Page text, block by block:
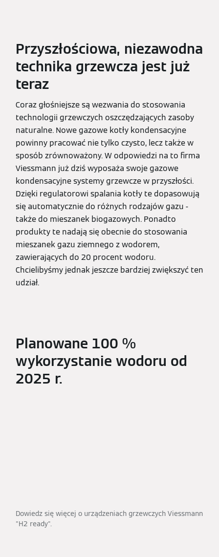
Przyszłościowa, niezawodna
technika grzewcza jest już
teraz
Coraz głośniejsze są wezwania do stosowania
technologii grzewczych oszczędzających zasoby
naturalne. Nowe gazowe kotły kondensacyjne
powinny pracować nie tylko czysto, lecz także w
sposób zrównoważony. W odpowiedzi na to firma
Viessmann już dziś wyposaża swoje gazowe
kondensacyjne systemy grzewcze w przyszłości.
Dzięki regulatorowi spalania kotły te dopasowują
się automatycznie do różnych rodzajów gazu -
także do mieszanek biogazowych. Ponadto
produkty te nadają się obecnie do stosowania
mieszanek gazu ziemnego z wodorem,
zawierających do 20 procent wodoru.
Chcielibyśmy jednak jeszcze bardziej zwiększyć ten
udział.
Planowane 100 %
wykorzystanie wodoru od
2025 r.
Dowiedz się więcej o urządzeniach grzewczych Viessmann
"H2 ready".